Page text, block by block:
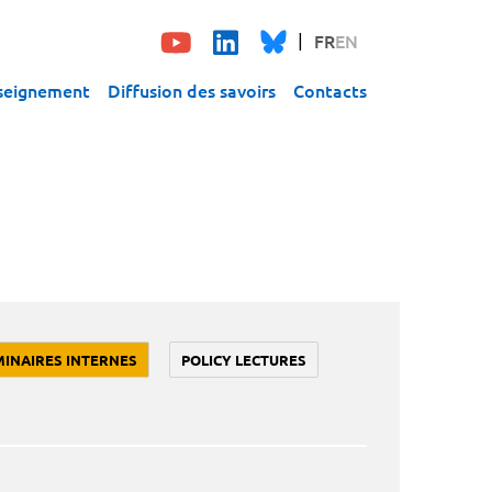
FREN
Diffusion des savoirs Contacts
INTERNES POLICY LECTURES